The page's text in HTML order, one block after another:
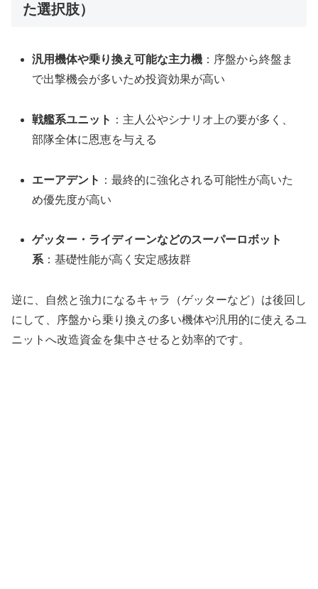
た選択肢）
汎用機体や乗り換え可能な主力機 ：序盤から終盤ま
で出撃機会が多いため投資効果が高い
戦艦系ユニット ：主人公やシナリオ上の要が多く、
部隊全体に恩恵を与える
エーアデント ：最終的に強化される可能性が高いた
め優先度が高い
ゲッター・ライディーンなどのスーパーロボット
系：基礎性能が高く安定感抜群
逆に、自然と強力になるキャラ（ゲッターなど）は後回し
にして、序盤から乗り換えの多い機体や汎用的に使えるユ
ニットへ改造資金を集中させると効率的です。